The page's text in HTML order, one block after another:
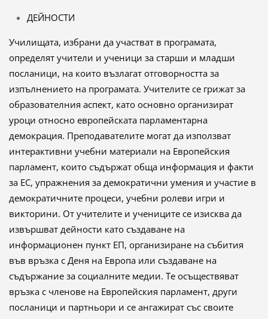
ДЕЙНОСТИ
Училищата, избрани да участват в програмата,
определят учители и ученици за старши и младши
посланици, на които възлагат отговорността за
изпълнението на програмата. Учителите се грижат за
образователния аспект, като основно организират
уроци относно европейската парламентарна
демокрация. Преподавателите могат да използват
интерактивни учебни материали на Европейския
парламент, които съдържат обща информация и факти
за ЕС, упражнения за демократични умения и участие в
демократичните процеси, учебни ролеви игри и
викторини. От учителите и учениците се изисква да
извършват дейности като създаване на
информационен пункт ЕП, организиране на събития
във връзка с Деня на Европа или създаване на
съдържание за социалните медии. Те осъществяват
връзка с членове на Европейския парламент, други
посланици и партньори и се ангажират със своите